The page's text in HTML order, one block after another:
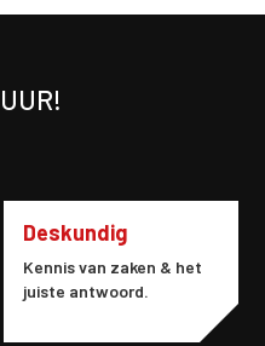
Deskundig
Kennis van zaken & het
juiste antwoord.